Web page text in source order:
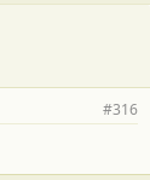
#316